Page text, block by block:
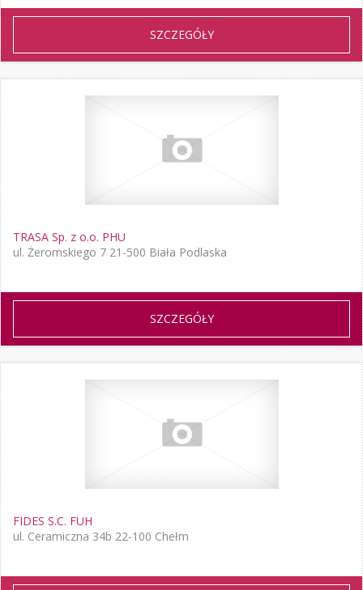
SZCZEGÓŁY
TRASA Sp. z o.o. PHU
ul. Żeromskiego 7 21-500 Biała Podlaska
SZCZEGÓŁY
FIDES S.C. FUH
ul. Ceramiczna 34b 22-100 Chełm